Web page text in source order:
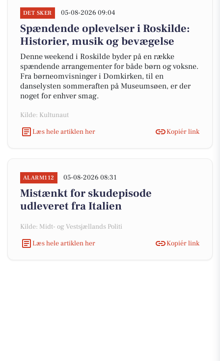
DET SKER 05-08-2026 09:04
Spændende oplevelser i Roskilde:
Historier, musik og bevægelse
Denne weekend i Roskilde byder på en række
spændende arrangementer for både børn og voksne.
Fra børneomvisninger i Domkirken, til en
danselysten sommeraften på Museumsøen, er der
noget for enhver smag.
Kilde: Kultunaut
Læs hele artiklen her
Kopiér link
ALARM112 05-08-2026 08:31
Mistænkt for skudepisode
udleveret fra Italien
Kilde: Midt- og Vestsjællands Politi
Læs hele artiklen her
Kopiér link